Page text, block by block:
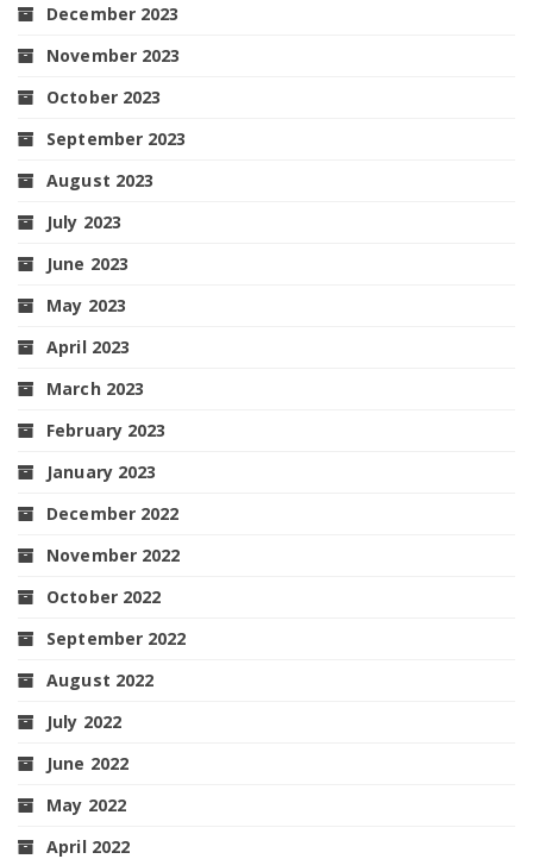
December 2023
November 2023
October 2023
September 2023
August 2023
July 2023
June 2023
May 2023
April 2023
March 2023
February 2023
January 2023
December 2022
November 2022
October 2022
September 2022
August 2022
July 2022
June 2022
May 2022
April 2022